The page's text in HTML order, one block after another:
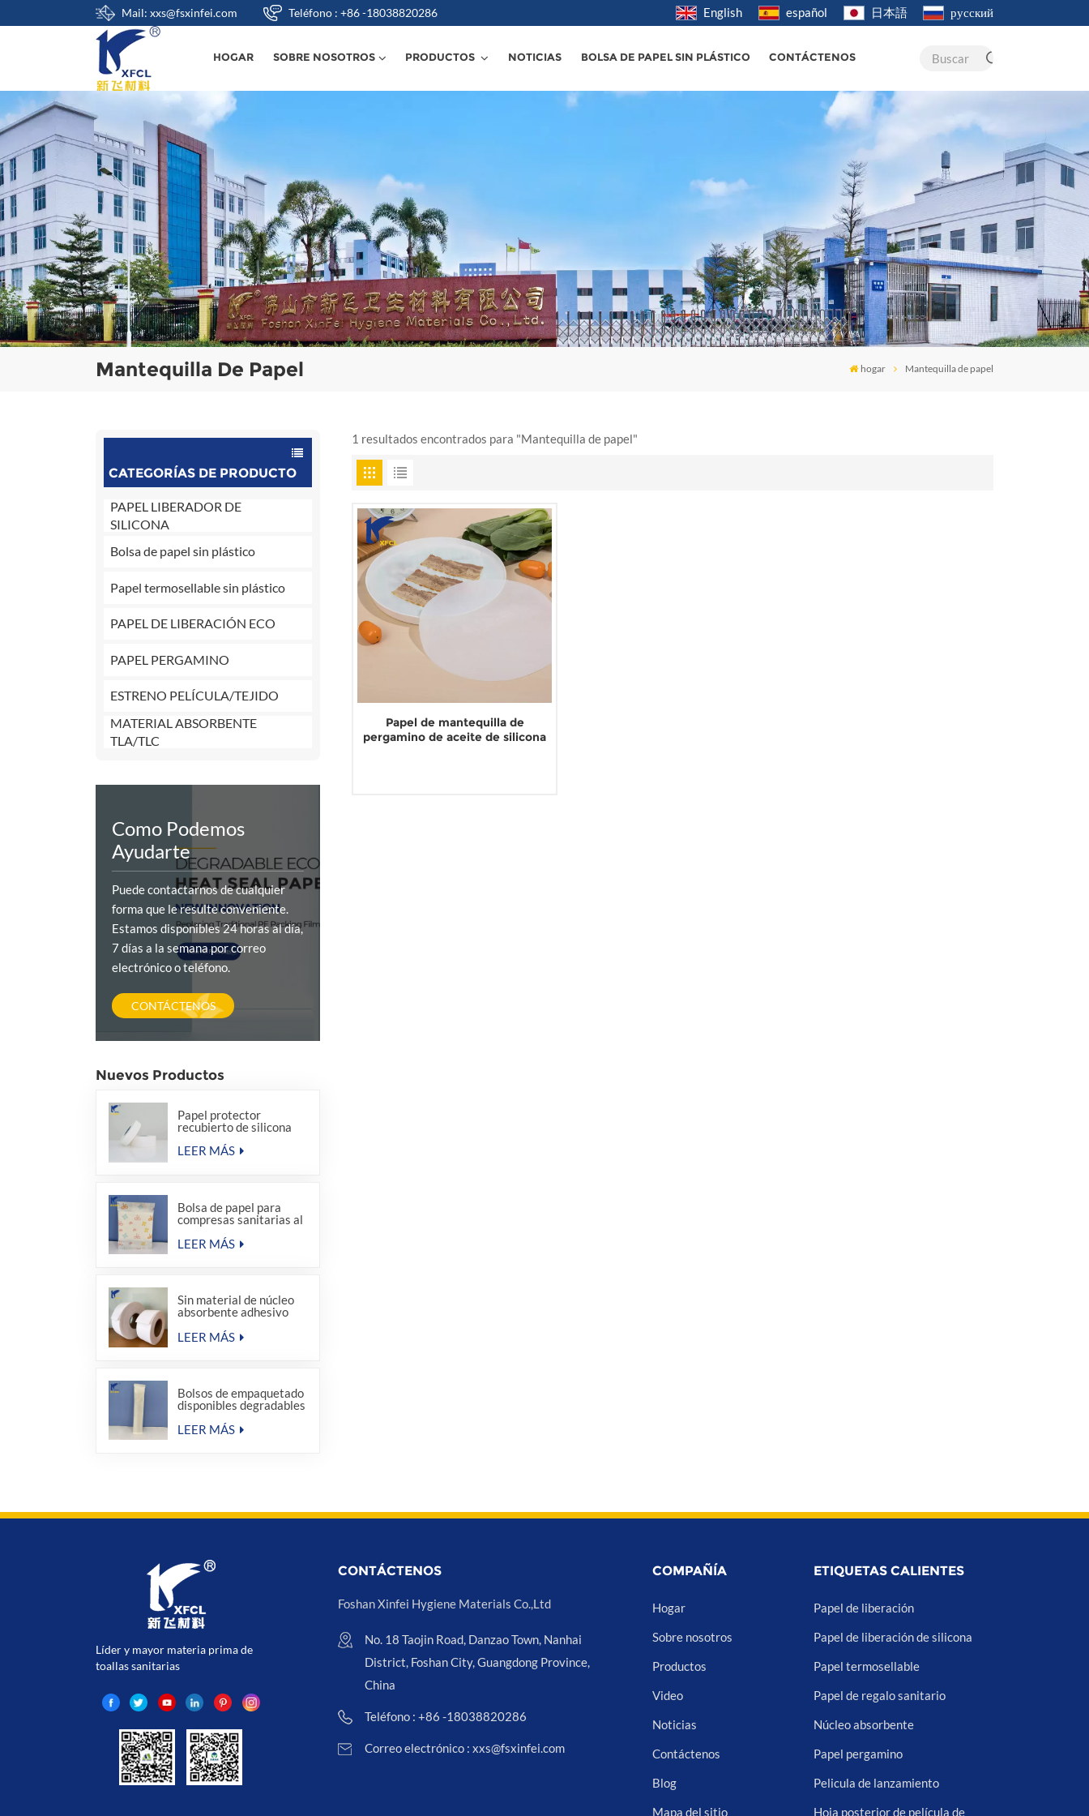
Mail: xxs@fsxinfei.com Teléfono : +86 -18038820286 English español 日本語 русский
HOGAR SOBRE NOSOTROS PRODUCTOS NOTICIAS BOLSA DE PAPEL SIN PLÁSTICO CONTÁCTENOS Buscar
Mantequilla De Papel hogar Mantequilla de papel
CATEGORÍAS DE PRODUCTO
PAPEL LIBERADOR DE
SILICONA
Bolsa de papel sin plástico
Papel termosellable sin plástico
PAPEL DE LIBERACIÓN ECO
PAPEL PERGAMINO
ESTRENO PELÍCULA/TEJIDO
MATERIAL ABSORBENTE
TLA/TLC
Como Podemos
Ayudarte
Puede contactarnos de cualquier
forma que le resulte conveniente.
Estamos disponibles 24 horas al día,
7 días a la semana por correo
electrónico o teléfono.
CONTÁCTENOS
Nuevos Productos
Papel protector
recubierto de silicona
LEER MÁS
Bolsa de papel para
compresas sanitarias al
por mayor de fábrica
LEER MÁS
Sin material de núcleo
absorbente adhesivo
compresas sanitarias
LEER MÁS
Bolsos de empaquetado
disponibles degradables
del sellado caliente del
equipo de amenidad del
LEER MÁS
1 resultados encontrados para "Mantequilla de papel"
Papel de mantequilla de
pergamino de aceite de silicona
Líder y mayor materia prima de
toallas sanitarias
CONTÁCTENOS
Foshan Xinfei Hygiene Materials Co.,Ltd
No. 18 Taojin Road, Danzao Town, Nanhai
District, Foshan City, Guangdong Province,
China
Teléfono : +86 -18038820286
Correo electrónico : xxs@fsxinfei.com
COMPAÑÍA
Hogar
Sobre nosotros
Productos
Video
Noticias
Contáctenos
Blog
Mapa del sitio
ETIQUETAS CALIENTES
Papel de liberación
Papel de liberación de silicona
Papel termosellable
Papel de regalo sanitario
Núcleo absorbente
Papel pergamino
Pelicula de lanzamiento
Hoja posterior de película de